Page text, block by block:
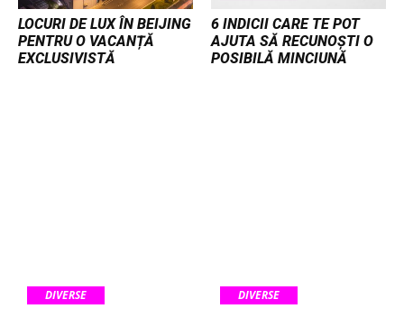
LOCURI DE LUX ÎN BEIJING
PENTRU O VACANȚĂ
EXCLUSIVISTĂ
6 INDICII CARE TE POT
AJUTA SĂ RECUNOȘTI O
POSIBILĂ MINCIUNĂ
DIVERSE DIVERSE